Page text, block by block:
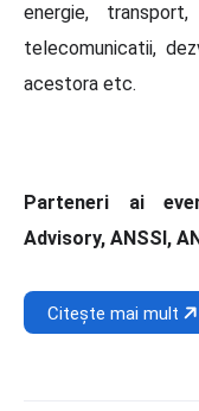
energie,
telecomunicatii,
acestora etc.
Parteneri ai
Advisory, ANSSI,
Citește mai mult